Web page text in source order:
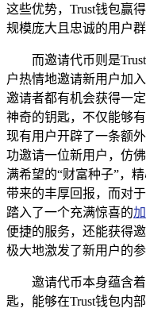
这些优势，Trust钱包赢
规模庞大且忠诚的用户群
而邀请代币则是
户热情地邀请新用户加
邀请者都有机会获得一
神奇的钥匙，不仅能够
现有用户开辟了一条额
功邀请一位新用户，仿
满希望的“财富种子”，
带来的丰厚回报，而对
踏入了一个充满惊喜的
便捷的服务，还能获得
极大地激发了新用户的参
邀请代币本身蕴含
匙，能够在Trust钱包内